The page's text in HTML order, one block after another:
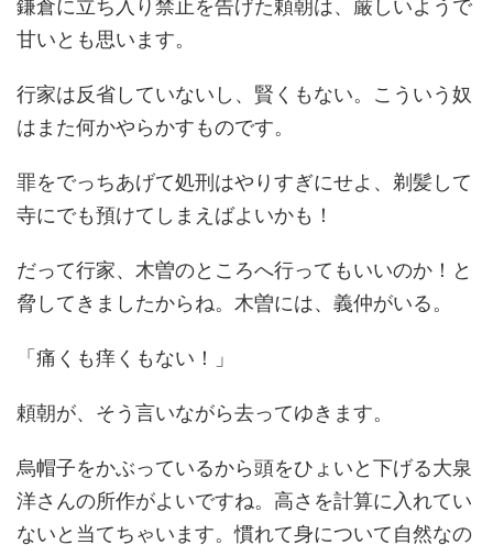
鎌倉に立ち入り禁止を告げた頼朝は、厳しいようで
甘いとも思います。
行家は反省していないし、賢くもない。こういう奴
はまた何かやらかすものです。
罪をでっちあげて処刑はやりすぎにせよ、剃髪して
寺にでも預けてしまえばよいかも！
だって行家、木曽のところへ行ってもいいのか！と
脅してきましたからね。木曽には、義仲がいる。
「痛くも痒くもない！」
頼朝が、そう言いながら去ってゆきます。
烏帽子をかぶっているから頭をひょいと下げる大泉
洋さんの所作がよいですね。高さを計算に入れてい
ないと当てちゃいます。慣れて身について自然なの